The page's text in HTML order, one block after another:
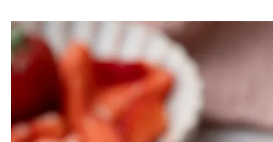
LUNCH/OBIAD
SAŁATKA